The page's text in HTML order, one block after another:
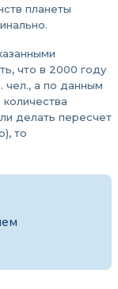
планеты
что в 2000 году
чел., а по данным
делать пересчет
то